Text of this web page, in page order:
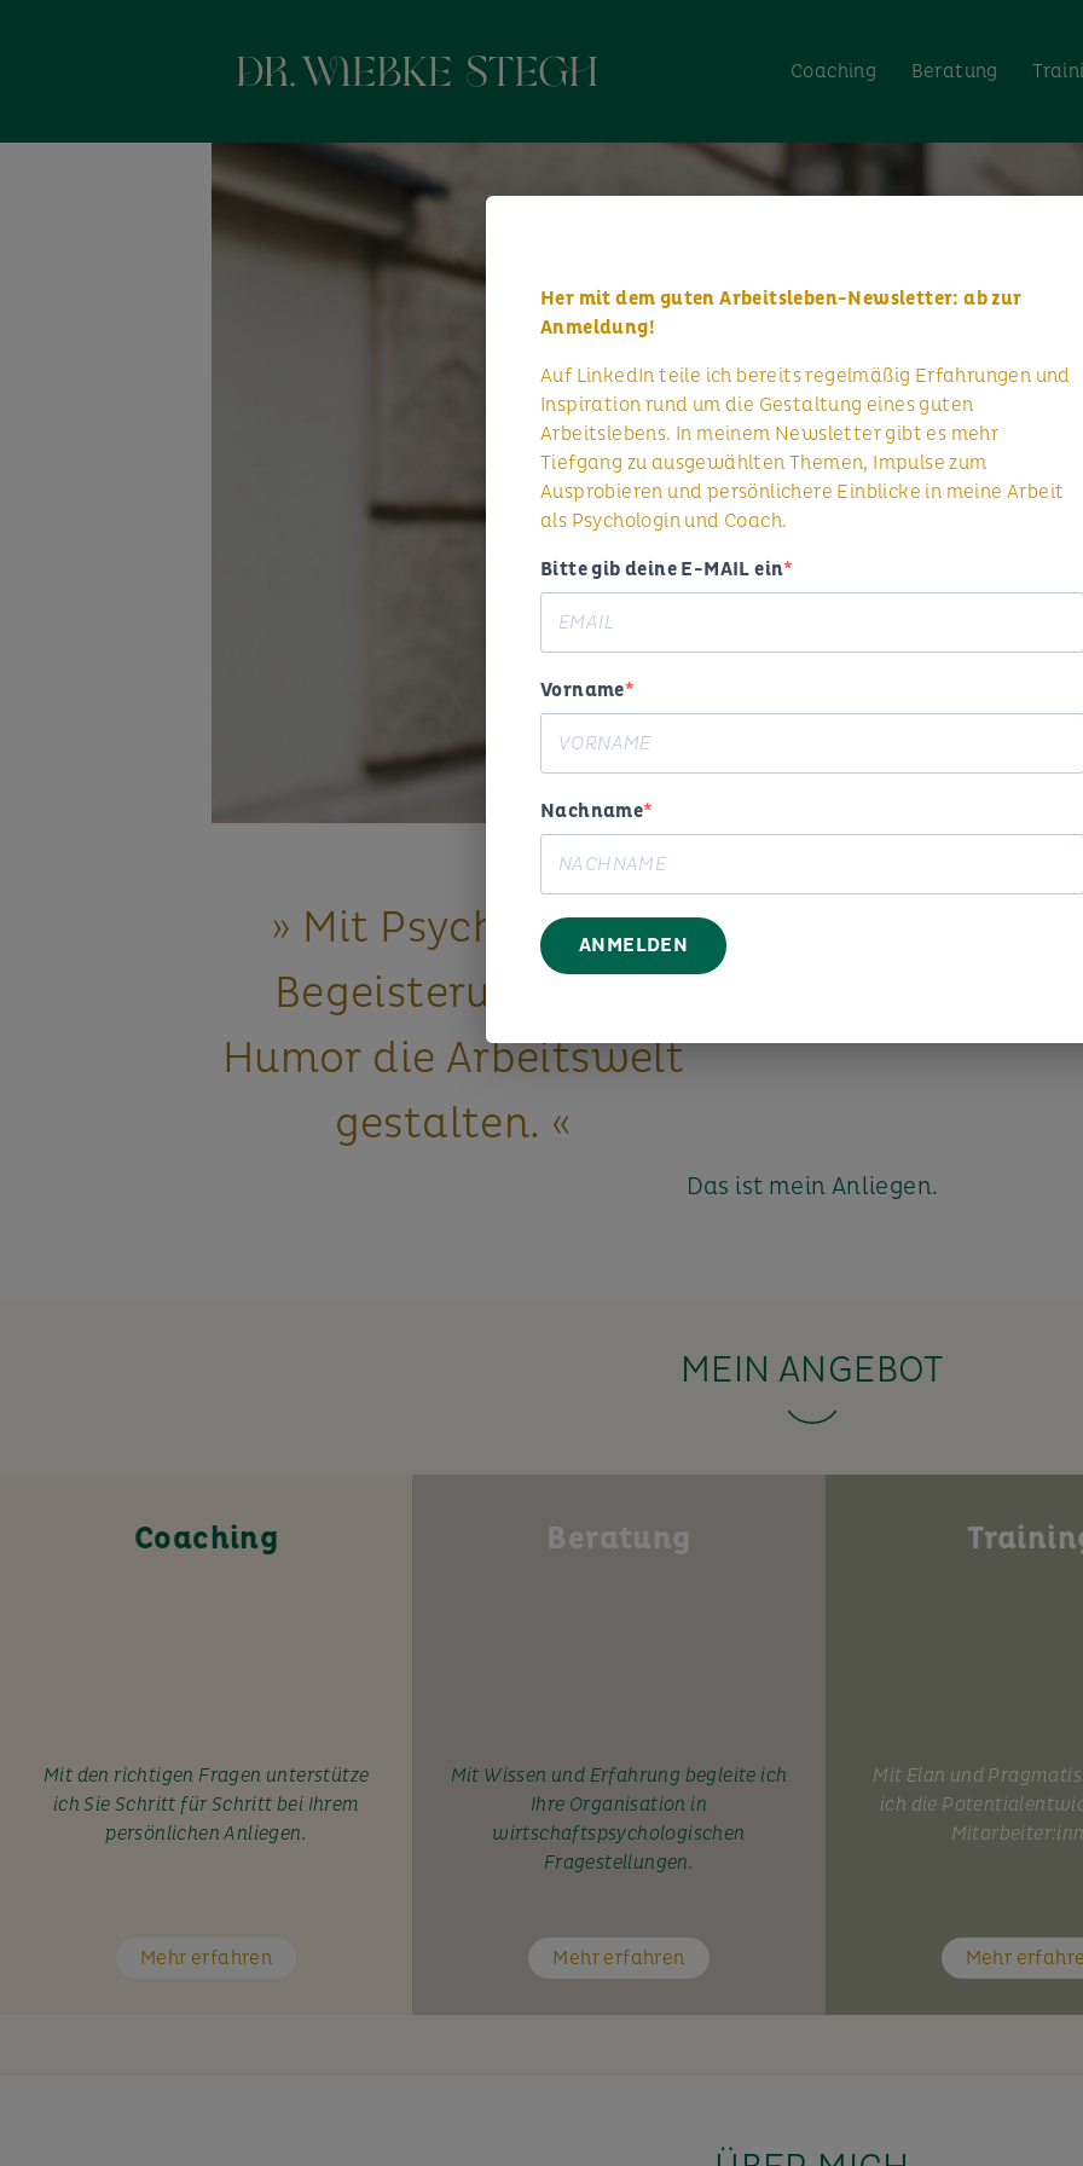
Coaching Beratung
» Mit Psychologie,
Begeisterung und
Humor die Arbeitswelt
gestalten. «
Das ist mein Anliegen.
MEIN ANGEBOT
Coaching
Mit den richtigen Fragen unterstütze
ich Sie Schritt für Schritt bei Ihrem
persönlichen Anliegen.
Mehr erfahren
Beratung
Mit Wissen und Erfahrung begleite ich
Ihre Organisation in
wirtschaftspsychologischen
Fragestellungen.
Mehr erfahren
Mit Elan und
ich die
Mehr
Her mit dem guten Arbeitsleben-Newsletter: ab zur
Anmeldung!
Auf LinkedIn teile ich bereits regelmäßig Erfahrungen und
Inspiration rund um die Gestaltung eines guten
Arbeitslebens. In meinem Newsletter gibt es mehr
Tiefgang zu ausgewählten Themen, Impulse zum
Ausprobieren und persönlichere Einblicke in meine Arbeit
als Psychologin und Coach.
Bitte gib deine E-MAIL ein
Vorname
Nachname
ANMELDEN